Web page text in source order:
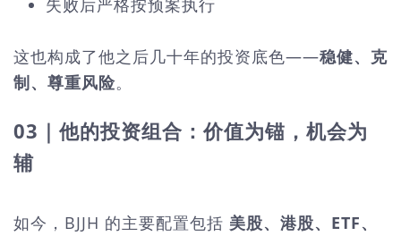
失败后严格按预案执行
这也构成了他之后几十年的投资底色——稳健、克
制、尊重风险。
03｜他的投资组合：价值为锚，机会为
辅
如今，BJJH 的主要配置包括 美股、港股、ETF、